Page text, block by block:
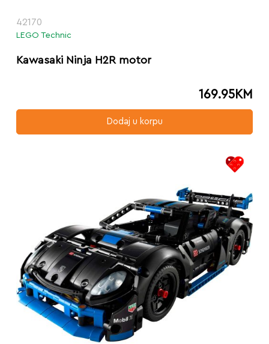
42170
LEGO Technic
Kawasaki Ninja H2R motor
169.95KM
Dodaj u korpu